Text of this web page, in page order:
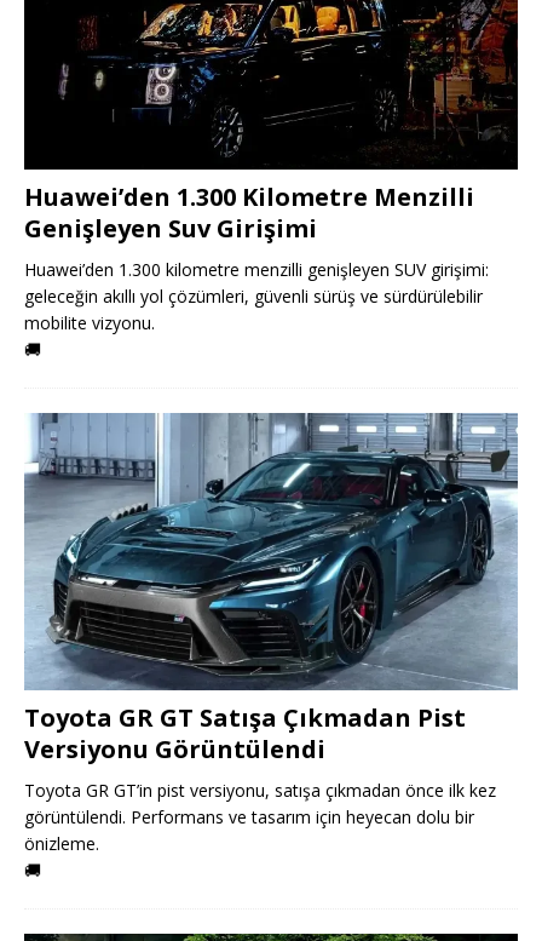
Huawei’den 1.300 Kilometre Menzilli
Genişleyen Suv Girişimi
Huawei’den 1.300 kilometre menzilli genişleyen SUV girişimi:
geleceğin akıllı yol çözümleri, güvenli sürüş ve sürdürülebilir
mobilite vizyonu.
🚚
Toyota GR GT Satışa Çıkmadan Pist
Versiyonu Görüntülendi
Toyota GR GT’in pist versiyonu, satışa çıkmadan önce ilk kez
görüntülendi. Performans ve tasarım için heyecan dolu bir
önizleme.
🚚